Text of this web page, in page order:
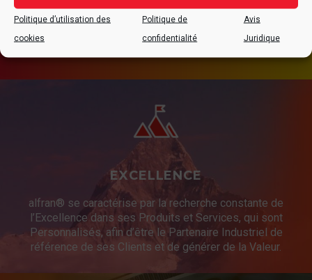
Politique d’utilisation des
cookies
Politique de
confidentialité
Avis
Juridique
CONTACTER
EXCELLENCE
alfran® se caractérise par la recherche constante de
l’Excellence dans ses Produits et Services, qui sont
Personnalisés, afin d’être le Partenaire Industriel de
référence de ses Clients et de générer de la Valeur.